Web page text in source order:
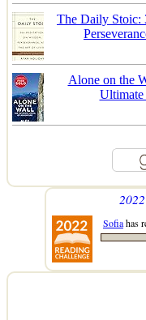
The Daily Stoic:
Alone on the
Sofiahas